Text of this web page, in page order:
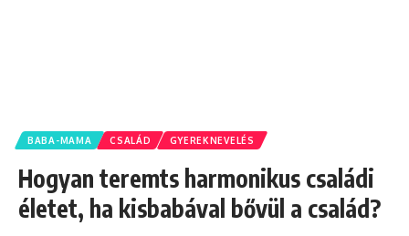
BABA-MAMA CSALÁD GYEREKNEVELÉS
Hogyan teremts harmonikus családi
életet, ha kisbabával bővül a család?